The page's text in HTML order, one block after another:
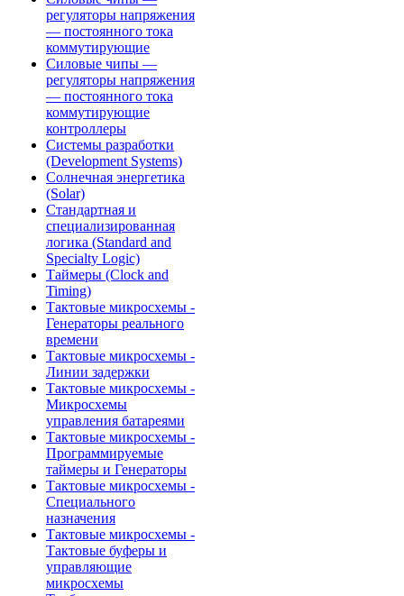
регуляторы напряжения
— постоянного тока
коммутирующие
Силовые чипы —
регуляторы напряжения
— постоянного тока
коммутирующие
контроллеры
Системы разработки
(Development Systems)
Солнечная энергетика
(Solar)
Стандартная и
специализированная
логика (Standard and
Specialty Logic)
Таймеры (Clock and
Timing)
Тактовые микросхемы -
Генераторы реального
времени
Тактовые микросхемы -
Линии задержки
Тактовые микросхемы -
Микросхемы
управления батареями
Тактовые микросхемы -
Программируемые
таймеры и Генераторы
Тактовые микросхемы -
Специального
назначения
Тактовые микросхемы -
Тактовые буферы и
управляющие
микросхемы